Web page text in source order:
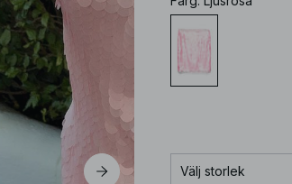
Välj storlek